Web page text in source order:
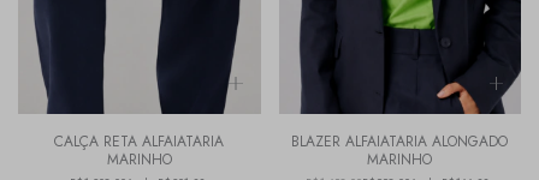
CALÇA RETA ALFAIATARIA
MARINHO
BLAZER ALFAIATARIA ALONGADO
MARINHO